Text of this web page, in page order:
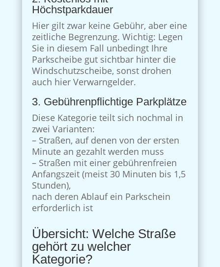
Höchstparkdauer
Hier gilt zwar keine Gebühr, aber eine
zeitliche Begrenzung. Wichtig: Legen
Sie in diesem Fall unbedingt Ihre
Parkscheibe gut sichtbar hinter die
Windschutzscheibe, sonst drohen
auch hier Verwarngelder.
3. Gebührenpflichtige Parkplätze
Diese Kategorie teilt sich nochmal in
zwei Varianten:
– Straßen, auf denen von der ersten
Minute an gezahlt werden muss
– Straßen mit einer gebührenfreien
Anfangszeit (meist 30 Minuten bis 1,5
Stunden),
nach deren Ablauf ein Parkschein
erforderlich ist
Übersicht: Welche Straße
gehört zu welcher
Kategorie?